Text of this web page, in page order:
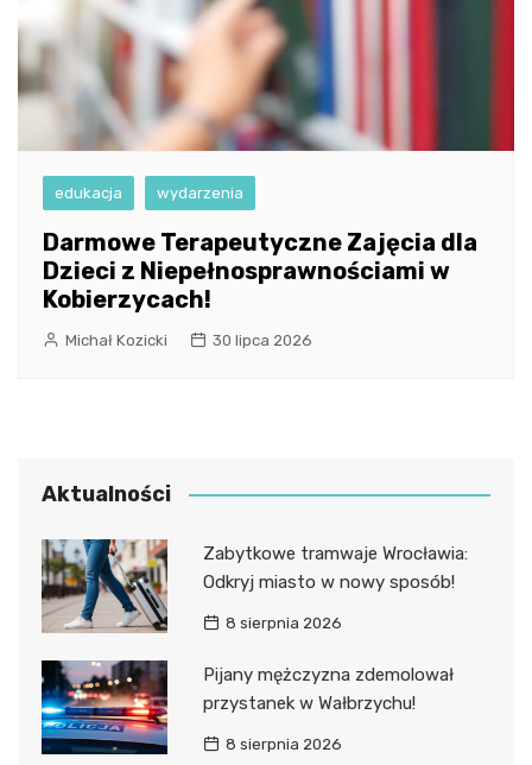
edukacja wydarzenia
Darmowe Terapeutyczne Zajęcia dla
Dzieci z Niepełnosprawnościami w
Kobierzycach!
Michał Kozicki 30 lipca 2026
Aktualności
Zabytkowe tramwaje Wrocławia:
Odkryj miasto w nowy sposób!
8 sierpnia 2026
Pijany mężczyzna zdemolował
przystanek w Wałbrzychu!
8 sierpnia 2026